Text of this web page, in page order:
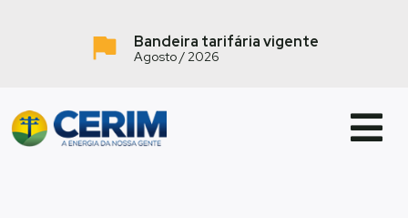
Bandeira tarifária vigente
Agosto / 2026